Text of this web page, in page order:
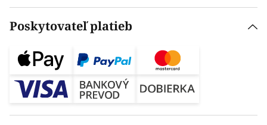
Poskytovateľ platieb